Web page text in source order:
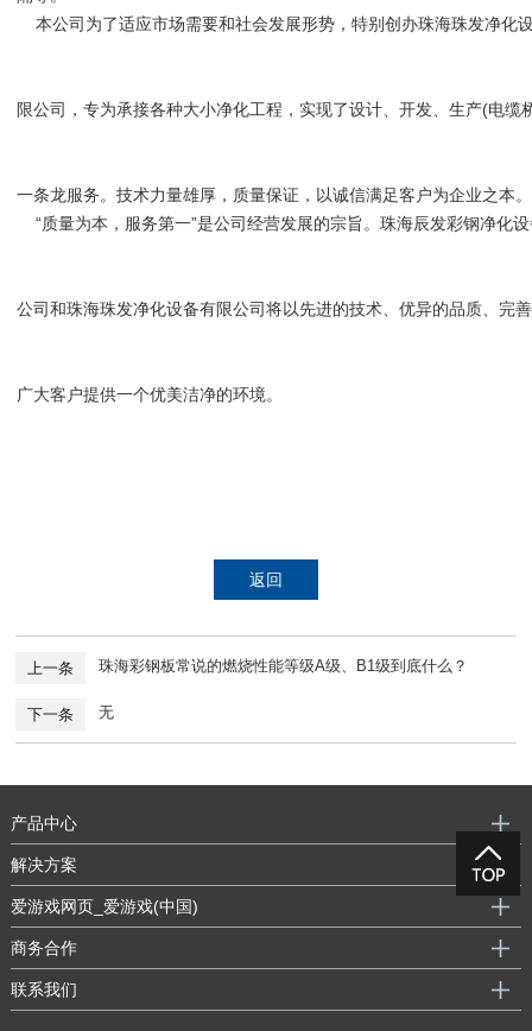
本公司为了适应市场需要和社会发展形势，特别创办珠海珠发净化
限公司，专为承接各种大小净化工程，实现了设计、开发、生产(电缆
一条龙服务。技术力量雄厚，质量保证，以诚信满足客户为企业之本。
“质量为本，服务第一”是公司经营发展的宗旨。珠海辰发彩钢净化
公司和珠海珠发净化设备有限公司将以先进的技术、优异的品质、完
广大客户提供一个优美洁净的环境。
返回
上一条 珠海彩钢板常说的燃烧性能等级A级、B1级到底什么？
下一条 无
产品中心
解决方案
爱游戏网页_爱游戏(中国)
商务合作
联系我们